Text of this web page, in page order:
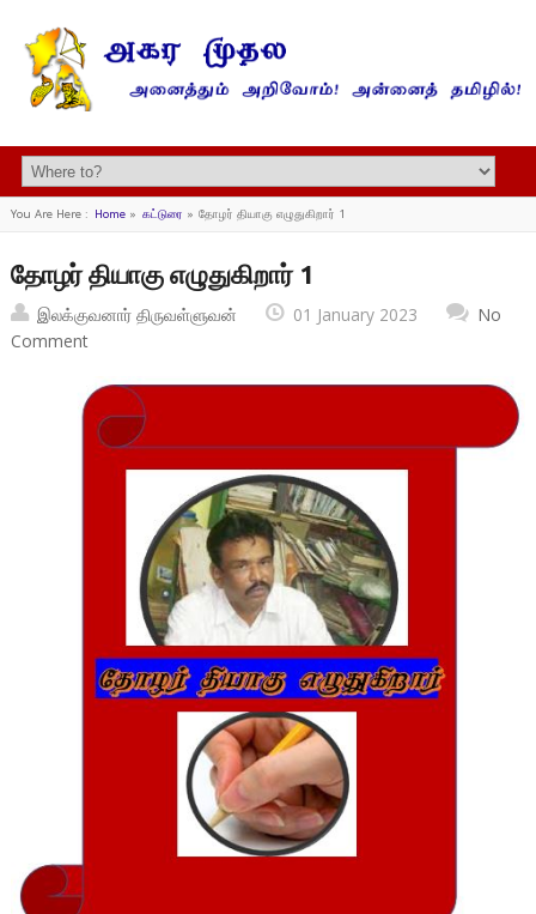
You Are Here : Home» கட்டுரை » தோழர் தியாகு எழுதுகிறார் 1
தோழர் தியாகு எழுதுகிறார் 1
இலக்குவனார் திருவள்ளுவன் 01 January 2023
No
Comment